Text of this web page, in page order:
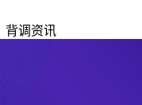
背调资讯